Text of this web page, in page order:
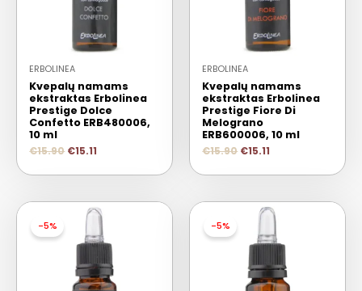
ERBOLINEA
Kvepalų namams
ekstraktas Erbolinea
Prestige Dolce
Confetto ERB480006,
10 ml
€15.90 €15.11
ERBOLINEA
Kvepalų namams
ekstraktas Erbolinea
Prestige Fiore Di
Melograno
ERB600006, 10 ml
€15.90 €15.11
-5% -5%